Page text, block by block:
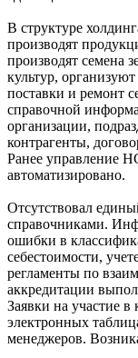
В структуре
производят
производят семена
культур,
поставки и ремонт
справочной
организации,
контрагенты,
Ранее управление
автоматизировано.
Отсутствовал
справочниками.
ошибки в
себестоимости,
регламенты по
аккредитации
Заявки на участие в
электронных
менеджеров.